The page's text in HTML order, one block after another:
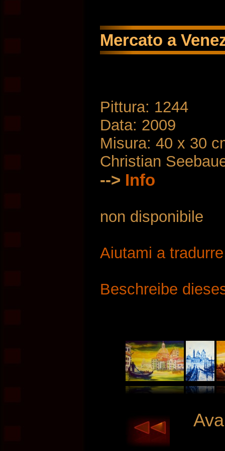
Mercato a
Pittura: 1244
Data: 2009
Misura: 40 x 30
Christian
--> Info
non disponibile
Aiutami a
Beschreibe